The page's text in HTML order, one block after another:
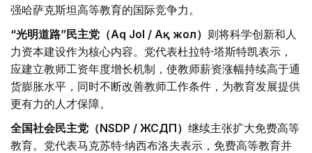
强哈萨克斯坦高等教育的国际竞争力。
“光明道路”民主党（Aq Jol / Ақ жол） 则将科学创新和人
力资本建设作为核心内容。党代表杜拉特·塔斯特凯表示，
应建立教师工资年度增长机制，使教师薪资涨幅持续高于通
货膨胀水平，同时不断改善教师工作条件，为教育发展提供
更有力的人才保障。
全国社会民主党（NSDP / ЖСДП） 继续主张扩大免费高等
教育。党代表马克苏特·纳西布洛夫表示，免费高等教育并